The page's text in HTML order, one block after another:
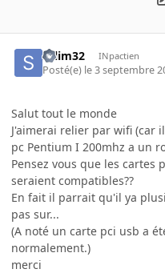
salim32 INpactien
Posté(e) le 3 septembre
Salut tout le monde
J'aimerai relier par wifi (car
pc Pentium I 200mhz a un
Pensez vous que les cartes
seraient compatibles??
En fait il parrait qu'il ya
pas sur...
(A noté un carte pci usb a
normalement.)
merci